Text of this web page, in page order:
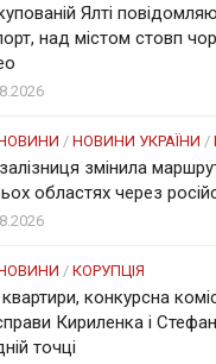
Ялті
над містом стовп
/ НОВИНИ УКРАЇНИ /
змінила
областях через
/ КОРУПЦІЯ
конкурсна
Кириленка і
точці